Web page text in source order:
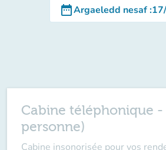
date_rangeArgaeledd nesaf:
Cabine téléphonique -
personne)
Cabine insonorisée pour vos